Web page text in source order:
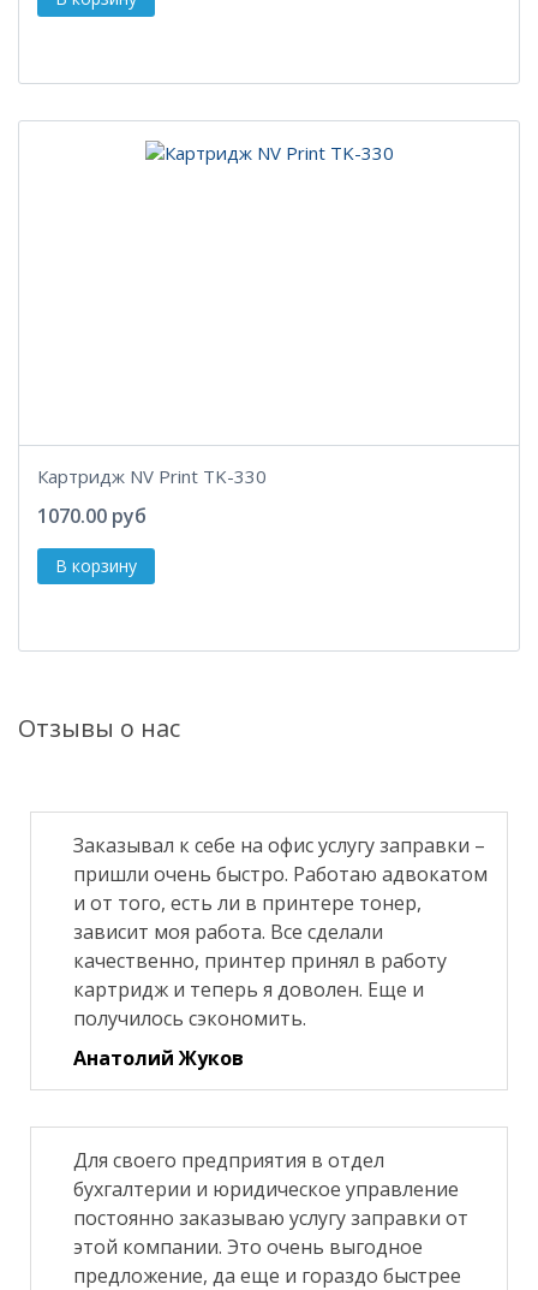
Картридж NV Print TK-330
1070.00 руб
Отзывы о нас
Заказывал к себе на офис услугу заправки –
пришли очень быстро. Работаю адвокатом
и от того, есть ли в принтере тонер,
зависит моя работа. Все сделали
качественно, принтер принял в работу
картридж и теперь я доволен. Еще и
получилось сэкономить.
Анатолий Жуков
Для своего предприятия в отдел
бухгалтерии и юридическое управление
постоянно заказываю услугу заправки от
этой компании. Это очень выгодное
предложение, да еще и гораздо быстрее